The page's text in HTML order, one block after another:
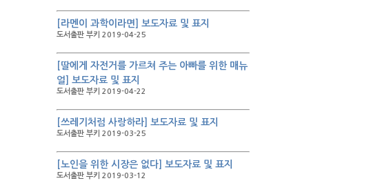
[라멘이 과학이라면] 보도자료 및 표지
도서출판 부키 2019-04-25
[딸에게 자전거를 가르쳐 주는 아빠를 위한 매뉴
얼] 보도자료 및 표지
도서출판 부키 2019-04-22
[쓰레기처럼 사랑하라] 보도자료 및 표지
도서출판 부키 2019-03-25
[노인을 위한 시장은 없다] 보도자료 및 표지
도서출판 부키 2019-03-12